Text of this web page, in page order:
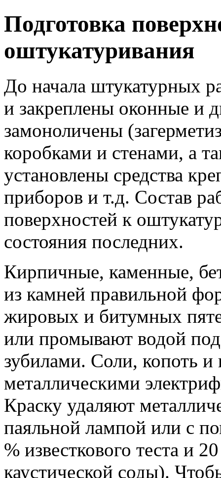
Подготовка
оштукатуривания
До начала штукатурных
и закреплены оконные и
замоноличены
коробками и стенами, а
установлены средства
приборов и т.д. Состав
поверхностей к
состояния последних.
Кирпичные, каменные,
из камней правильной
жировых и битумных
или промывают водой
зубилами. Соли, копоть
металлическими
Краску удаляют
паяльной лампой или с
% известкового теста и
каустической соды).